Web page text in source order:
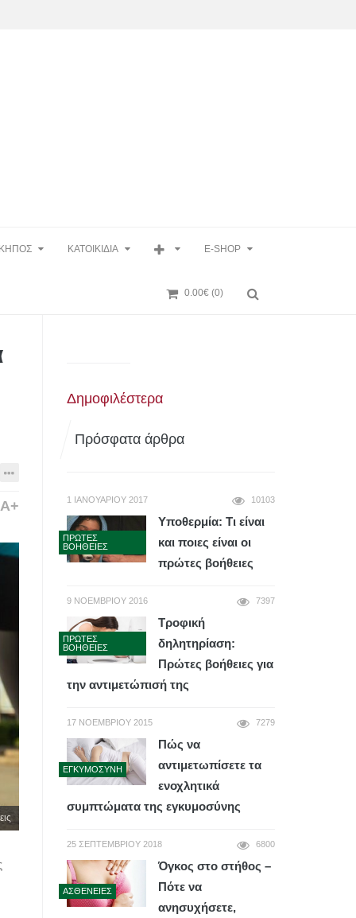
ΚΗΠΟΣ ΚΑΤΟΙΚΙΔΙΑ E-SHOP
0.00€ (0)
A+
Δημοφιλέστερα
Πρόσφατα άρθρα
1 ΙΑΝΟΥΑΡΊΟΥ 2017 10103
ΠΡΏΤΕΣ
ΒΟΉΘΕΙΕΣ
Υποθερμία: Τι είναι
και ποιες είναι οι
πρώτες βοήθειες
9 ΝΟΕΜΒΡΊΟΥ 2016 7397
ΠΡΏΤΕΣ
ΒΟΉΘΕΙΕΣ
Τροφική
δηλητηρίαση:
Πρώτες βοήθειες για
την αντιμετώπισή της
17 ΝΟΕΜΒΡΊΟΥ 2015 7279
ΕΓΚΥΜΟΣΎΝΗ
Πώς να
αντιμετωπίσετε τα
ενοχλητικά
συμπτώματα της εγκυμοσύνης
25 ΣΕΠΤΕΜΒΡΊΟΥ 2018 6800
ΑΣΘΈΝΕΙΕΣ
Όγκος στο στήθος –
Πότε να
ανησυχήσετε,